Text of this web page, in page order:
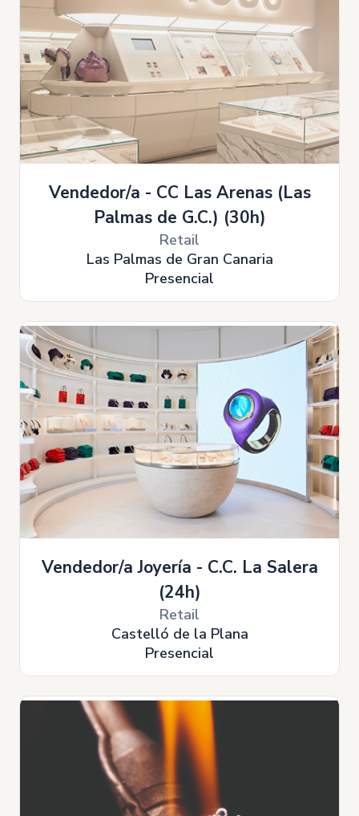
Vendedor/a - CC Las Arenas (Las
Palmas de G.C.) (30h)
Retail
Las Palmas de Gran Canaria
Presencial
Vendedor/a Joyería - C.C. La Salera
(24h)
Retail
Castelló de la Plana
Presencial